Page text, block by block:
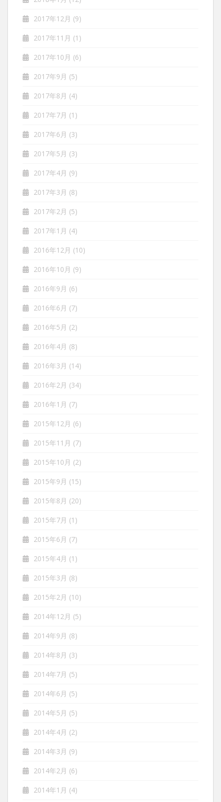
2017年12月 (9)
2017年11月 (1)
2017年10月 (6)
2017年9月 (5)
2017年8月 (4)
2017年7月 (1)
2017年6月 (3)
2017年5月 (3)
2017年4月 (9)
2017年3月 (8)
2017年2月 (5)
2017年1月 (4)
2016年12月 (10)
2016年10月 (9)
2016年9月 (6)
2016年6月 (7)
2016年5月 (2)
2016年4月 (8)
2016年3月 (14)
2016年2月 (34)
2016年1月 (7)
2015年12月 (6)
2015年11月 (7)
2015年10月 (2)
2015年9月 (15)
2015年8月 (20)
2015年7月 (1)
2015年6月 (7)
2015年4月 (1)
2015年3月 (8)
2015年2月 (10)
2014年12月 (5)
2014年9月 (8)
2014年8月 (3)
2014年7月 (5)
2014年6月 (5)
2014年5月 (5)
2014年4月 (2)
2014年3月 (9)
2014年2月 (6)
2014年1月 (4)